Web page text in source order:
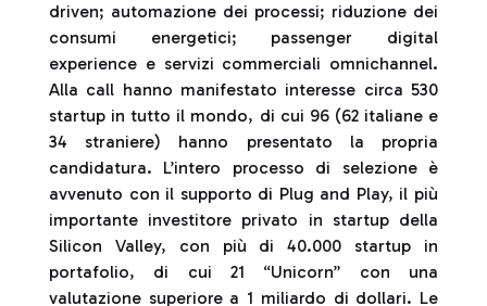
driven; automazione dei processi; riduzione dei
consumi energetici; passenger digital
experience e servizi commerciali omnichannel.
Alla call hanno manifestato interesse circa 530
startup in tutto il mondo, di cui 96 (62 italiane e
34 straniere) hanno presentato la propria
candidatura. L’intero processo di selezione è
avvenuto con il supporto di Plug and Play, il più
importante investitore privato in startup della
Silicon Valley, con più di 40.000 startup in
portafolio, di cui 21 “Unicorn” con una
valutazione superiore a 1 miliardo di dollari. Le